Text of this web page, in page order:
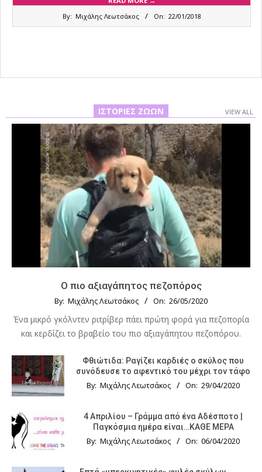
By: Μιχάλης Λεωτσάκος On: 22/01/2018
ΙΣΤΟΡΊΕΣ ΖΏΩΝ VIEW ALL
Ο πιο αξιαγάπητος πεζοπόρος
By: Μιχάλης Λεωτσάκος On: 26/05/2020
Ένα μικρό γκόλντεν ριτρίβερ πάει πρώτη φορά για πεζοπορία
και κερδίζει το βραβείο του πιο αξιαγάπητου πεζοπόρου.
Φθιώτιδα: Ραγίζει καρδιές ο σκύλος που
συνόδευσε το αφεντικό του μέχρι τον τάφο
By: Μιχάλης Λεωτσάκος On: 29/04/2020
4 Απριλίου – Γράμμα από ένα Αδέσποτο |
Παγκόσμια ημέρα είναι…ΚΑΘΕ ΜΕΡΑ
By: Μιχάλης Λεωτσάκος On: 06/04/2020